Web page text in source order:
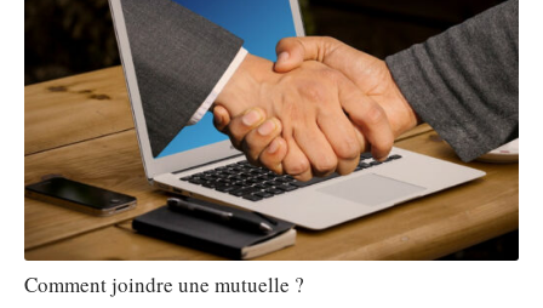
Comment joindre une mutuelle ?